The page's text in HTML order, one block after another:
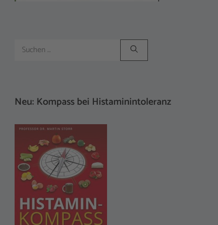
Suchen
nach:
Neu: Kompass bei Histaminintoleranz